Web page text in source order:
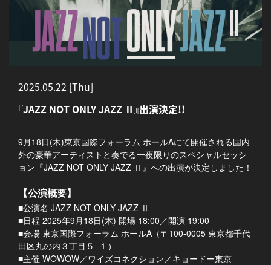
2025.05.22 [Thu]
『JAZZ NOT ONLY JAZZ Ⅱ』出演決定!!
9月18日(木)東京国際フォーラム ホールAにて開催される国内
外の豪華アーティストと奏でる一夜限りのスペシャルセッシ
ョン『JAZZ NOT ONLY JAZZ Ⅱ』への出演が決定しました！
【公演概要】
■公演名 JAZZ NOT ONLY JAZZ Ⅱ
■日程 2025年9月18日(木) 開場 18:00／開演 19:00
■会場 東京国際フォーラム ホールA（〒100-0005 東京都千代
田区丸の内３丁目５−１）
■主催 WOWOW／ワイズコネクション／キョードー東京